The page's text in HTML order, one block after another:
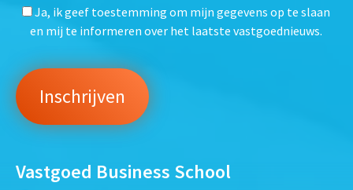
Ja, ik geef toestemming om mijn gegevens op te slaan
en mij te informeren over het laatste vastgoednieuws.
Vastgoed Business School